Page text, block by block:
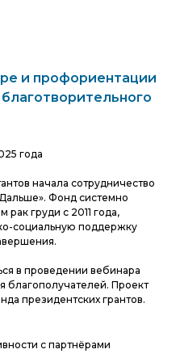
и профориентации
года
начала сотрудничество
Фонд системно
груди с 2011 года,
социальную поддержку
в проведении вебинара
благополучателей. Проект
президентских грантов.
с партнёрами